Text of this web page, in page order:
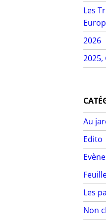
Les
2026
2025,
Au
Edito
Les
Non